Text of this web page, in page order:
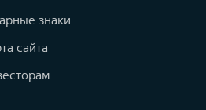
знаки
сайта